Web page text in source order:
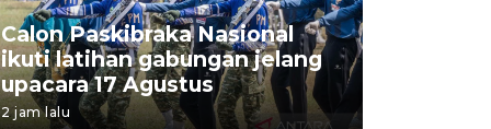
Calon Paskibraka Nasional
ikuti latihan gabungan jelang
upacara 17 Agustus
2 jam lalu